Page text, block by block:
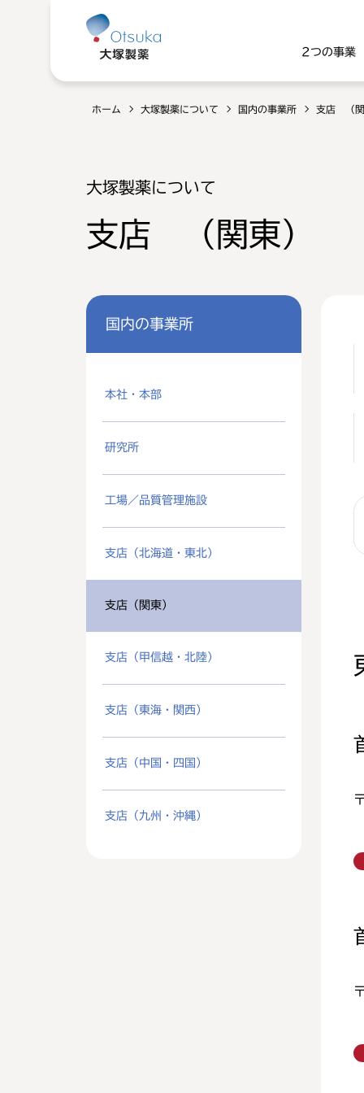
2つの事業
ホーム 大塚製薬について 国内の事業所 支店 （
大塚製薬について
支店 （関東）
国内の事業所
本社・本部
研究所
工場／品質管理施設
支店（北海道・東北）
支店（関東）
支店（甲信越・北陸）
支店（東海・関西）
支店（中国・四国）
支店（九州・沖縄）